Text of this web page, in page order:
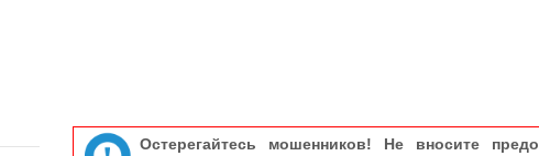
Остерегайтесь мошенников! Не вносите